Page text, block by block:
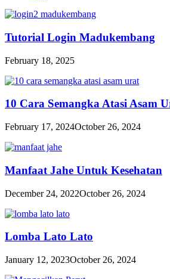
Tutorial Login Madukembang
February 18, 2025
10 Cara Semangka Atasi Asam
February 17, 2024October 26, 2024
Manfaat Jahe Untuk Kesehatan
December 24, 2022October 26, 2024
Lomba Lato Lato
January 12, 2023October 26, 2024